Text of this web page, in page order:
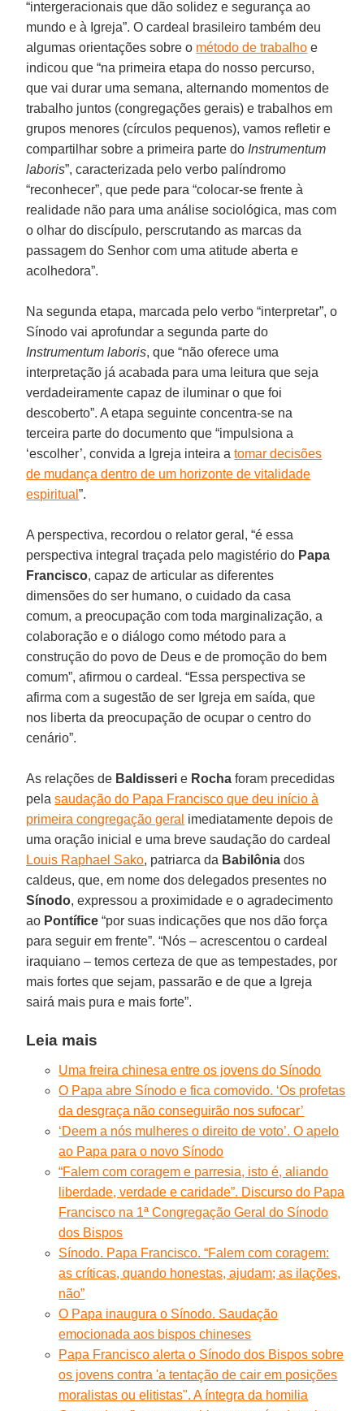
“intergeracionais que dão solidez e segurança ao
mundo e à Igreja”. O cardeal brasileiro também deu
algumas orientações sobre o método de trabalho e
indicou que “na primeira etapa do nosso percurso,
que vai durar uma semana, alternando momentos de
trabalho juntos (congregações gerais) e trabalhos em
grupos menores (círculos pequenos), vamos refletir e
compartilhar sobre a primeira parte do Instrumentum
laboris”, caracterizada pelo verbo palíndromo
“reconhecer”, que pede para “colocar-se frente à
realidade não para uma análise sociológica, mas com
o olhar do discípulo, perscrutando as marcas da
passagem do Senhor com uma atitude aberta e
acolhedora”.
Na segunda etapa, marcada pelo verbo “interpretar”, o
Sínodo vai aprofundar a segunda parte do
Instrumentum laboris, que “não oferece uma
interpretação já acabada para uma leitura que seja
verdadeiramente capaz de iluminar o que foi
descoberto”. A etapa seguinte concentra-se na
terceira parte do documento que “impulsiona a
‘escolher’, convida a Igreja inteira atomar decisões
de mudança dentro de um horizonte de vitalidade
espiritual”.
A perspectiva, recordou o relator geral, “é essa
perspectiva integral traçada pelo magistério do Papa
Francisco, capaz de articular as diferentes
dimensões do ser humano, o cuidado da casa
comum, a preocupação com toda marginalização, a
colaboração e o diálogo como método para a
construção do povo de Deus e de promoção do bem
comum”, afirmou o cardeal. “Essa perspectiva se
afirma com a sugestão de ser Igreja em saída, que
nos liberta da preocupação de ocupar o centro do
cenário”.
As relações de Baldisseri e Rocha foram precedidas
pelasaudação do Papa Francisco que deu início à
primeira congregação geral imediatamente depois de
uma oração inicial e uma breve saudação do cardeal
Louis Raphael Sako, patriarca da Babilônia dos
caldeus, que, em nome dos delegados presentes no
Sínodo, expressou a proximidade e o agradecimento
ao Pontífice “por suas indicações que nos dão força
para seguir em frente”. “Nós – acrescentou o cardeal
iraquiano – temos certeza de que as tempestades, por
mais fortes que sejam, passarão e de que a Igreja
sairá mais pura e mais forte”.
Leia mais
Uma freira chinesa entre os jovens do Sínodo
O Papa abre Sínodo e fica comovido. ‘Os profetas
da desgraça não conseguirão nos sufocar’
‘Deem a nós mulheres o direito de voto’. O apelo
ao Papa para o novo Sínodo
“Falem com coragem e parresia, isto é, aliando
liberdade, verdade e caridade”. Discurso do Papa
Francisco na 1ª Congregação Geral do Sínodo
dos Bispos
Sínodo. Papa Francisco. “Falem com coragem:
as críticas, quando honestas, ajudam; as ilações,
não”
O Papa inaugura o Sínodo. Saudação
emocionada aos bispos chineses
Papa Francisco alerta o Sínodo dos Bispos sobre
os jovens contra 'a tentação de cair em posições
moralistas ou elitistas". A íntegra da homilia